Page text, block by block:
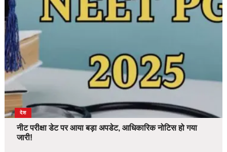
देश
नीट परीक्षा डेट पर आया बड़ा अपडेट, आधिकारिक नोटिस हो गया
जारी!